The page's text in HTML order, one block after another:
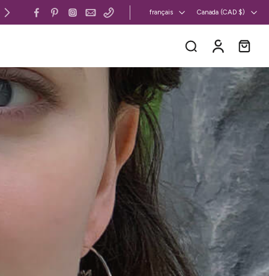
Canada et États-Unis : livraison gratuite
français Canada ‎(CAD $)‎